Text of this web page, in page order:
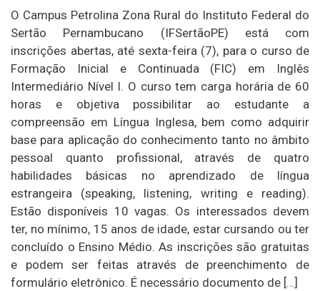
O Campus Petrolina Zona Rural do Instituto Federal do
Sertão Pernambucano (IFSertãoPE) está com
inscrições abertas, até sexta-feira (7), para o curso de
Formação Inicial e Continuada (FIC) em Inglês
Intermediário Nível I. O curso tem carga horária de 60
horas e objetiva possibilitar ao estudante a
compreensão em Língua Inglesa, bem como adquirir
base para aplicação do conhecimento tanto no âmbito
pessoal quanto profissional, através de quatro
habilidades básicas no aprendizado de língua
estrangeira (speaking, listening, writing e reading).
Estão disponíveis 10 vagas. Os interessados devem
ter, no mínimo, 15 anos de idade, estar cursando ou ter
concluído o Ensino Médio. As inscrições são gratuitas
e podem ser feitas através de preenchimento de
formulário eletrônico. É necessário documento de […]